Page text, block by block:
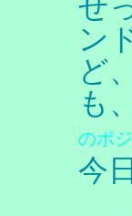
せ
ン
ど
も
のポ
今